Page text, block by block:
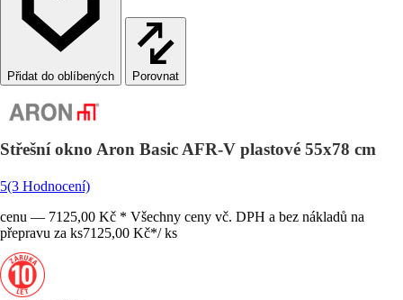
Porovnat
Střešní okno Aron Basic AFR-V plastové 55x78 cm
5(3 Hodnocení)
cenu — 7125,00 Kč * Všechny ceny vč. DPH a bez nákladů na
přepravu za ks7125,00 Kč*/ ks